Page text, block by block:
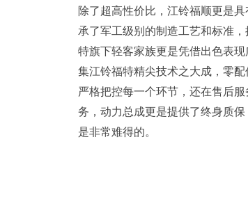
除了超高性价比，江铃福顺更是
承了军工级别的制造工艺和标准
特旗下轻客家族更是凭借出色表
集江铃福特精尖技术之大成，零
严格把控每一个环节，还在售后
务，动力总成更是提供了终身质
是非常难得的。